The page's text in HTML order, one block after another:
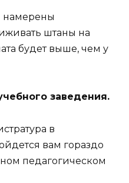
намерены
штаны на
будет выше, чем у
заведения.
в
вам гораздо
педагогическом